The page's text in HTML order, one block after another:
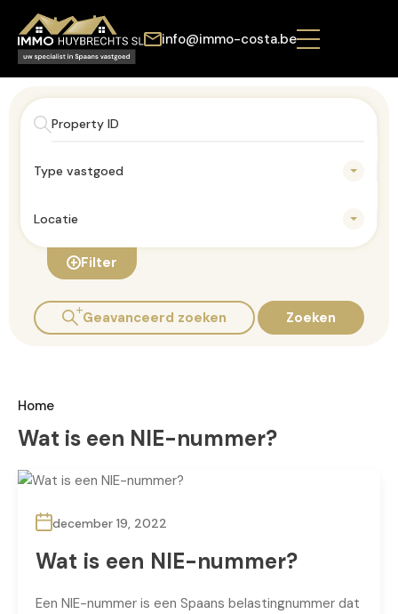
info@immo-costa.be
Type vastgoed
Locatie
Filter
Geavanceerd zoeken Zoeken
Home
Wat is een NIE-nummer?
december 19, 2022
Wat is een NIE-nummer?
Een NIE-nummer is een Spaans belastingnummer dat